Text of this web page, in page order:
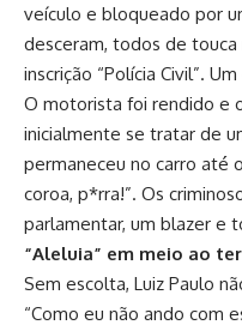
veículo e bloqueado por
desceram, todos de
inscrição “Polícia Civil”.
O motorista foi rendido e
inicialmente se tratar de
permaneceu no carro até
coroa, p*rra!”. Os
parlamentar, um blazer e
“Aleluia” em meio ao
Sem escolta, Luiz Paulo
“Como eu não ando com